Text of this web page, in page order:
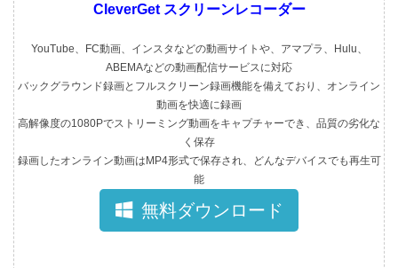
CleverGet スクリーンレコーダー
YouTube、FC動画、インスタなどの動画サイトや、アマプラ、Hulu、
ABEMAなどの動画配信サービスに対応
バックグラウンド録画とフルスクリーン録画機能を備えており、オンライン
動画を快適に録画
高解像度の1080Pでストリーミング動画をキャプチャーでき、品質の劣化な
く保存
録画したオンライン動画はMP4形式で保存され、どんなデバイスでも再生可
能
無料ダウンロード